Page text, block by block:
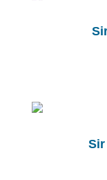
Sir